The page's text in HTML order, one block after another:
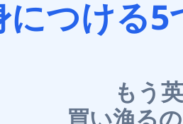
つける5
もう